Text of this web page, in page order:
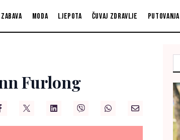
Moda Ljepota Čuvaj zdravlje Putovanja
Furlong